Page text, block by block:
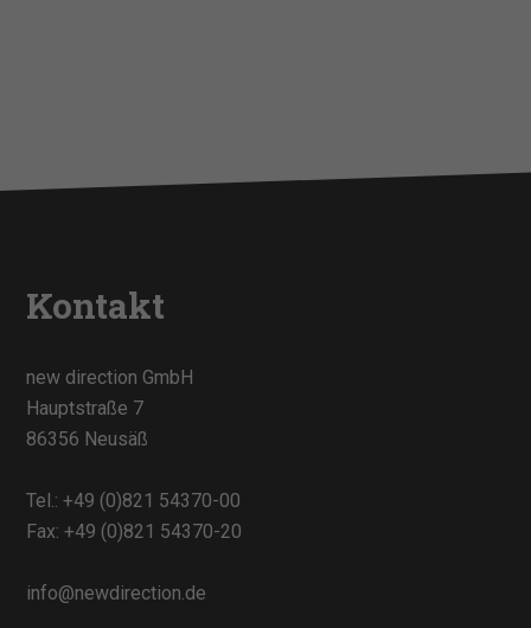
Kontakt
new direction GmbH
Hauptstraße 7
86356 Neusäß
Tel.:+49 (0)821 54370-00
Fax: +49 (0)821 54370-20
info@newdirection.de